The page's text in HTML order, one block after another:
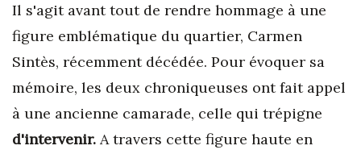
Il s'agit avant tout de rendre hommage à une
figure emblématique du quartier, Carmen
Sintès, récemment décédée. Pour évoquer sa
mémoire, les deux chroniqueuses ont fait appel
à une ancienne camarade, celle qui trépigne
d'intervenir. A travers cette figure haute en